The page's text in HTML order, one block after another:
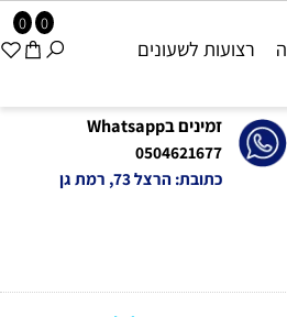
זמינים בWhatsapp
0504621677
כתובת: הרצל 73, רמת גן
0 0
רצועות לשעונים